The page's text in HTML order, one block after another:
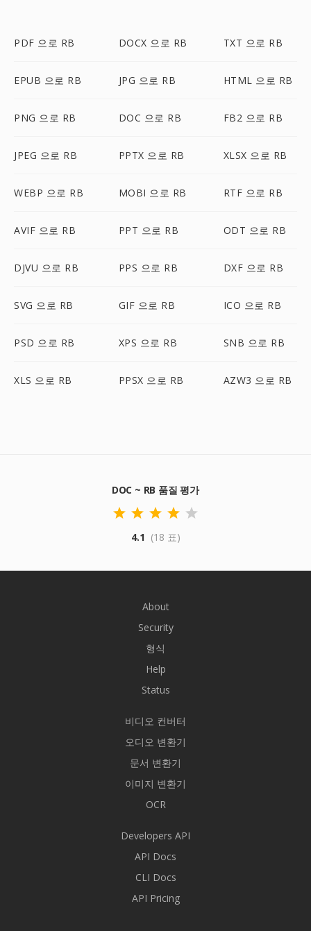
PDF 으로 RB DOCX 으로 RB TXT 으로 RB
EPUB 으로 RB JPG 으로 RB HTML 으로 RB
PNG 으로 RB DOC 으로 RB FB2 으로 RB
JPEG 으로 RB PPTX 으로 RB XLSX 으로 RB
WEBP 으로 RB MOBI 으로 RB RTF 으로 RB
AVIF 으로 RB PPT 으로 RB ODT 으로 RB
DJVU 으로 RB PPS 으로 RB DXF 으로 RB
SVG 으로 RB GIF 으로 RB ICO 으로 RB
PSD 으로 RB XPS 으로 RB SNB 으로 RB
XLS 으로 RB PPSX 으로 RB AZW3 으로 RB
DOC ~ RB 품질 평가
4.1 (18 표)
About
Security
형식
Help
Status
비디오 컨버터
오디오 변환기
문서 변환기
이미지 변환기
OCR
Developers API
API Docs
CLI Docs
API Pricing